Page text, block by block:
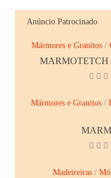
Anúncio Patrocinado
Mármores e Granitos/
MARMOTETCH
Mármores e Granitos /
Madeireiras/